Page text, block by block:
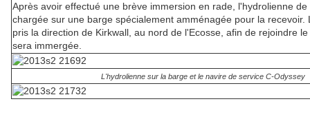
Après avoir effectué une brève immersion en rade, l'hydrolienne de
chargée sur une barge spécialement amménagée pour la recevoir.
pris la direction de Kirkwall, au nord de l'Ecosse, afin de rejoindre
sera immergée.
L'hydrolienne sur la barge et le navire de service C-Odyssey